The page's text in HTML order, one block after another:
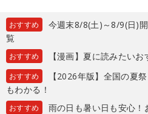
おすすめ
今週末8/8(土)～8/9(日)
覧
おすすめ 【漫画】夏に読みたい
おすすめ
【2026年版】全国の夏
もわかる！
おすすめ
雨の日も暑い日も安心